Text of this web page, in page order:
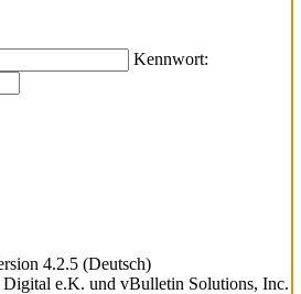
Kennwort:
4.2.5 (Deutsch)
e.K. und vBulletin Solutions, Inc.